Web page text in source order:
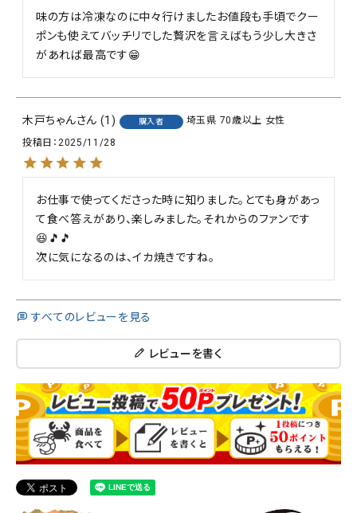
味の方は冷凍なのに中々行けましたお値段も手頃でクー
ポンも使えてバッチリでした贅沢を言えばもう少し大きさ
があれば最高です😁
木戸ちゃん 1 購入者 埼玉県 70歳以上 女性
投稿日
2025/11/28
お仕事で使ってくださった時に知りました。とても身があっ
て食べ答えがあり、楽しみました。それからのファンです
😆🎵🎵
次に気になるのは、イカ焼きですね。
すべてのレビューを見る
レビューを書く